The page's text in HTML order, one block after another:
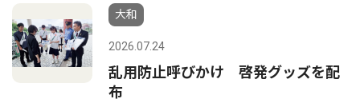
大和
2026.07.24
乱用防止呼びかけ 啓発グッズを配
布